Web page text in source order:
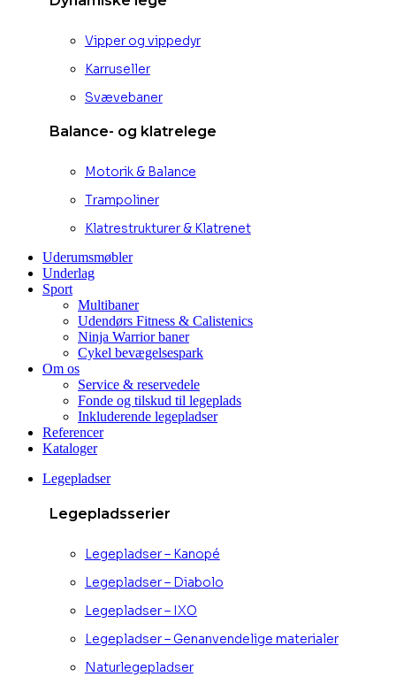
Vipper og vippedyr
Karruseller
Svævebaner
Balance- og klatrelege
Motorik & Balance
Trampoliner
Klatrestrukturer & Klatrenet
Uderumsmøbler
Underlag
Sport
Multibaner
Udendørs Fitness & Calistenics
Ninja Warrior baner
Cykel bevægelsespark
Om os
Service & reservedele
Fonde og tilskud til legeplads
Inkluderende legepladser
Referencer
Kataloger
Legepladser
Legepladsserier
Legepladser – Kanopé
Legepladser – Diabolo
Legepladser – IXO
Legepladser – Genanvendelige materialer
Naturlegepladser